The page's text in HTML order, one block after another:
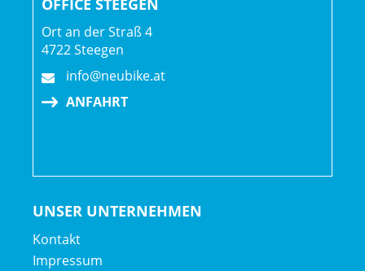
OFFICE STEEGEN
Ort an der Straß 4
4722 Steegen
info@neubike.at
ANFAHRT
UNSER UNTERNEHMEN
Kontakt
Impressum